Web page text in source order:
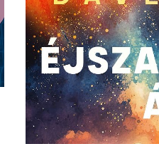
szememet,
ha
meghalok?
–
És
más
fontos
kérdések
holttestekről